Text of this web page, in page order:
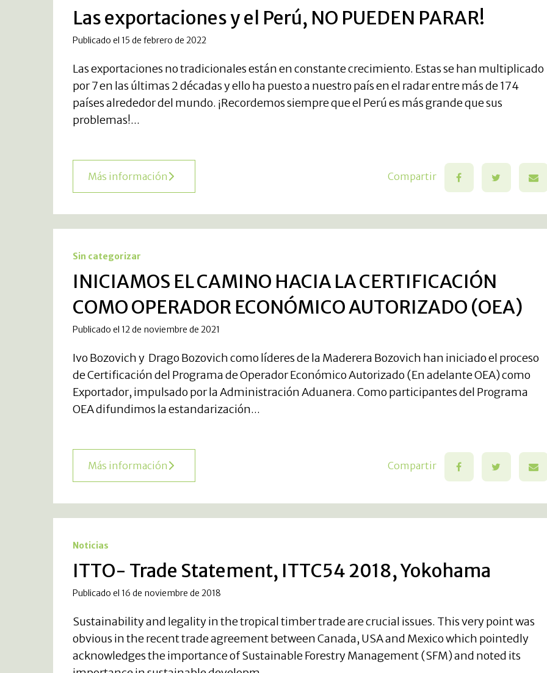
Las exportaciones y el Perú, NO PUEDEN PARAR!
Publicado el 15 de febrero de 2022
Las exportaciones no tradicionales están en constante crecimiento. Estas se han multiplicado
por 7 en las últimas 2 décadas y ello ha puesto a nuestro país en el radar entre más de 174
países alrededor del mundo. ¡Recordemos siempre que el Perú es más grande que sus
problemas!...
Más información Compartir
Sin categorizar
INICIAMOS EL CAMINO HACIA LA CERTIFICACIÓN
COMO OPERADOR ECONÓMICO AUTORIZADO (OEA)
Publicado el 12 de noviembre de 2021
Ivo Bozovich y Drago Bozovich como líderes de la Maderera Bozovich han iniciado el proceso
de Certificación del Programa de Operador Económico Autorizado (En adelante OEA) como
Exportador, impulsado por la Administración Aduanera. Como participantes del Programa
OEA difundimos la estandarización...
Más información Compartir
Noticias
ITTO- Trade Statement, ITTC54 2018, Yokohama
Publicado el 16 de noviembre de 2018
Sustainability and legality in the tropical timber trade are crucial issues. This very point was
obvious in the recent trade agreement between Canada, USA and Mexico which pointedly
acknowledges the importance of Sustainable Forestry Management (SFM) and noted its